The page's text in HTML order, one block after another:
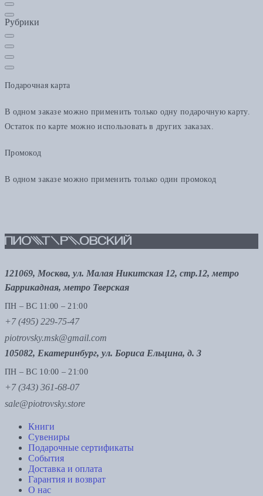
Рубрики
Подарочная карта
В одном заказе можно применить только одну подарочную карту.
Остаток по карте можно использовать в других заказах.
Промокод
В одном заказе можно применить только один промокод
121069, Москва, ул. Малая Никитская 12, стр.12, метро
Баррикадная, метро Тверская
ПН – ВС 11:00 – 21:00
+7 (495) 229-75-47
piotrovsky.msk@gmail.com
105082, Екатеринбург, ул. Бориса Ельцина, д. 3
ПН – ВС 10:00 – 21:00
+7 (343) 361-68-07
sale@piotrovsky.store
Книги
Сувениры
Подарочные сертификаты
События
Доставка и оплата
Гарантия и возврат
О нас